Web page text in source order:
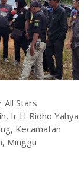
All Stars
Ir H Ridho Yahya
Kecamatan
Minggu